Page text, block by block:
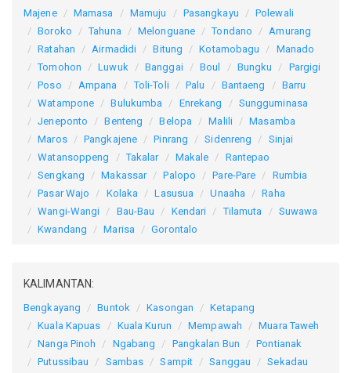
Majene Mamasa Mamuju Pasangkayu
Polewali
Boroko
Tahuna Melonguane Tondano
Amurang
Ratahan
Airmadidi Bitung Kotamobagu
Manado
Tomohon
Luwuk Banggai Boul Bungku
Pargigi
Poso
Ampana Toli-Toli Palu Bantaeng
Barru
Watampone
Bulukumba Enrekang
Sungguminasa
Jeneponto
Benteng Belopa Malili
Masamba
Maros
Pangkajene Pinrang Sidenreng
Sinjai
Watansoppeng
Takalar Makale
Rantepao
Sengkang
Makassar Palopo Pare-Pare
Rumbia
Pasar Wajo
Kolaka Lasusua Unaaha
Raha
Wangi-Wangi
Bau-Bau Kendari Tilamuta
Suwawa
Kwandang
Marisa Gorontalo
KALIMANTAN:
Bengkayang Buntok Kasongan
Ketapang
Kuala Kapuas
Kuala Kurun Mempawah
Muara Taweh
Nanga Pinoh
Ngabang Pangkalan Bun
Pontianak
Putussibau
Sambas Sampit Sanggau
Sekadau